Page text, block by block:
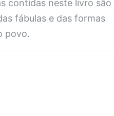
contidas neste livro são
fábulas e das formas
povo.